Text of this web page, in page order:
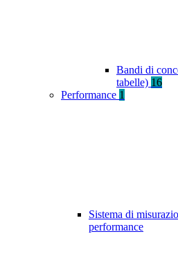
Bandi di
tabelle) 16
Performance 1
Sistema di
performance